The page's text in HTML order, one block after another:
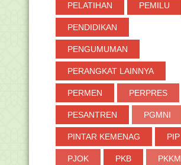
PELATIHAN PEMILU
PENDIDIKAN
PENGUMUMAN
PERANGKAT LAINNYA
PERMEN PERPRES
PESANTREN PGMNI
PINTAR KEMENAG PIP
PJOK PKB PKKM